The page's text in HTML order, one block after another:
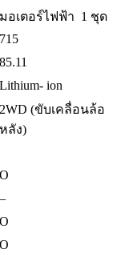
มอเตอร์ไฟฟ้า 1 ชุด
715
85.11
Lithium- ion
2WD (ขับเคลื่อนล้อ
หลัง)
O
–
O
O